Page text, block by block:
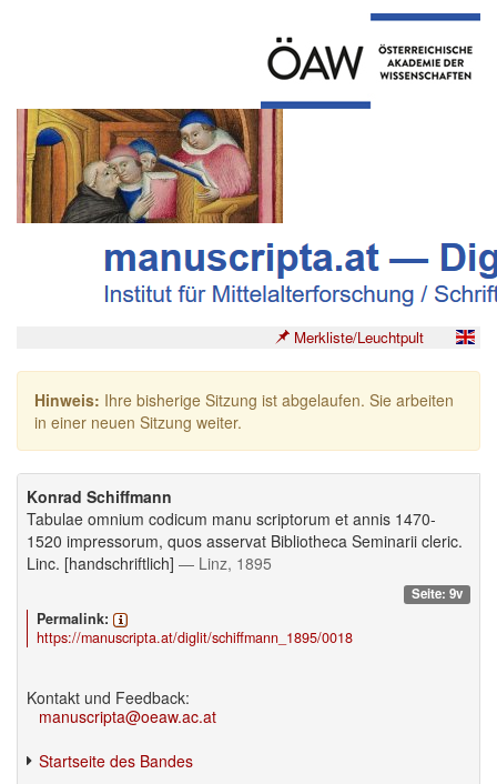
Merkliste/Leuchtpult
Hinweis: Ihre bisherige Sitzung ist abgelaufen. Sie arbeiten
in einer neuen Sitzung weiter.
Konrad Schiffmann
Tabulae omnium codicum manu scriptorum et annis 1470-
1520 impressorum, quos asservat Bibliotheca Seminarii cleric.
Linc. [handschriftlich] — Linz, 1895
Seite: 9v
Permalink:
https://manuscripta.at/diglit/schiffmann_1895/0018
Kontakt und Feedback:
manuscripta@oeaw.ac.at
Startseite des Bandes